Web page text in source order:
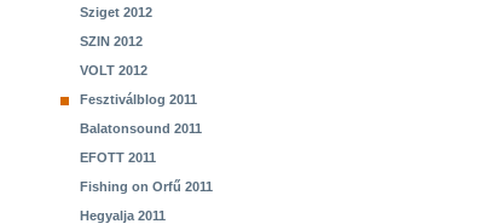
Sziget 2012
SZIN 2012
VOLT 2012
Fesztiválblog 2011
Balatonsound 2011
EFOTT 2011
Fishing on Orfű 2011
Hegyalja 2011